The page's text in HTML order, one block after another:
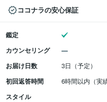
ココナラの安心保証
鑑定
カウンセリング
お届け日数
3日（予定）
初回返答時間
6時間以内（実
スタイル